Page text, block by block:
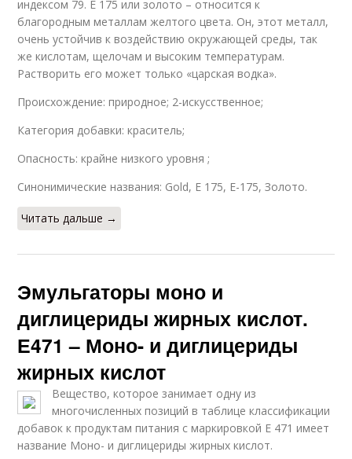
индексом 79. Е 175 или золото – относится к
благородным металлам желтого цвета. Он, этот металл,
очень устойчив к воздействию окружающей среды, так
же кислотам, щелочам и высоким температурам.
Растворить его может только «царская водка».
Происхождение: природное; 2-искусственное;
Категория добавки: краситель;
Опасность: крайне низкого уровня ;
Синонимические названия: Gold, Е 175, Е-175, Золото.
Читать дальше →
Эмульгаторы моно и
диглицериды жирных кислот.
Е471 – Моно- и диглицериды
жирных кислот
Вещество, которое занимает одну из
многочисленных позиций в таблице классификации
добавок к продуктам питания с маркировкой Е 471 имеет
название Моно- и диглицериды жирных кислот.